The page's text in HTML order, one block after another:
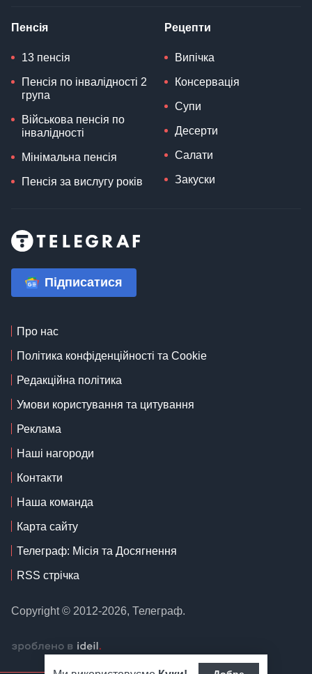
Пенсія
13 пенсія
Пенсія по інвалідності 2
група
Військова пенсія по
інвалідності
Мінімальна пенсія
Пенсія за вислугу років
Рецепти
Випічка
Консервація
Супи
Десерти
Салати
Закуски
Підписатися
Про нас
Політика конфіденційності та Cookie
Редакційна політика
Умови користування та цитування
Реклама
Наші нагороди
Контакти
Наша команда
Карта сайту
Телеграф: Місія та Досягнення
RSS стрічка
Copyright © 2012-2026, Телеграф.